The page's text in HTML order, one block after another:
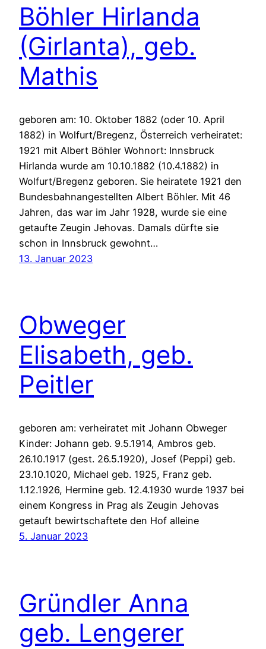
Böhler Hirlanda
(Girlanta), geb.
Mathis
geboren am: 10. Oktober 1882 (oder 10. April
1882) in Wolfurt/Bregenz, Österreich verheiratet:
1921 mit Albert Böhler Wohnort: Innsbruck
Hirlanda wurde am 10.10.1882 (10.4.1882) in
Wolfurt/Bregenz geboren. Sie heiratete 1921 den
Bundesbahnangestellten Albert Böhler. Mit 46
Jahren, das war im Jahr 1928, wurde sie eine
getaufte Zeugin Jehovas. Damals dürfte sie
schon in Innsbruck gewohnt…
13. Januar 2023
Obweger
Elisabeth, geb.
Peitler
geboren am: verheiratet mit Johann Obweger
Kinder: Johann geb. 9.5.1914, Ambros geb.
26.10.1917 (gest. 26.5.1920), Josef (Peppi) geb.
23.10.1020, Michael geb. 1925, Franz geb.
1.12.1926, Hermine geb. 12.4.1930 wurde 1937 bei
einem Kongress in Prag als Zeugin Jehovas
getauft bewirtschaftete den Hof alleine
5. Januar 2023
Gründler Anna
geb. Lengerer